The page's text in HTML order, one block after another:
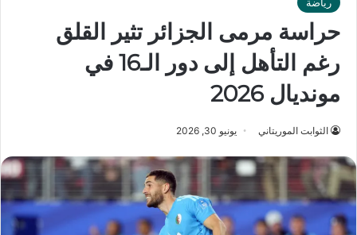
حراسة مرمى الجزائر تثير القلق
رغم التأهل إلى دور الـ16 في
مونديال 2026
الثوابت الموريتاني يونيو 30, 2026